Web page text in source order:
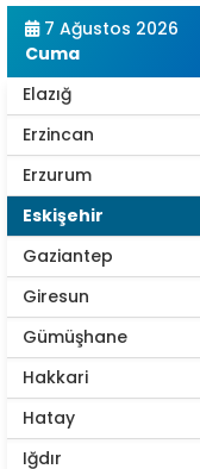
7 Ağustos 2026
Cuma
Düzce
Edirne
Elazığ
Erzincan
Erzurum
Eskişehir
Gaziantep
Giresun
Gümüşhane
Hakkari
Hatay
Iğdır